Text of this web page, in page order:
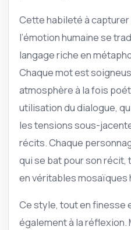
Cette habileté à
l’émotion humaine se
langage riche en
Chaque mot est
atmosphère à la fois
utilisation du dialogue,
les tensions sous-
récits. Chaque
qui se bat pour son
en véritables mosaïques
Ce style, tout en finesse
également à la